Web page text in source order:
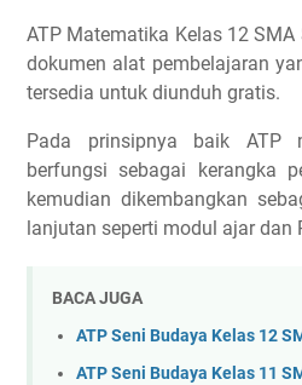
ATP Matematika Kelas 12
dokumen alat pembelajaran
tersedia untuk diunduh gratis.
Pada prinsipnya baik ATP
berfungsi sebagai kerangka
kemudian dikembangkan
lanjutan seperti modul ajar dan
BACA JUGA
ATP Seni Budaya Kelas 12
ATP Seni Budaya Kelas 11